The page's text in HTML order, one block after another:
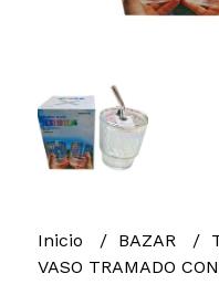
Inicio BAZAR
VASO TRAMADO